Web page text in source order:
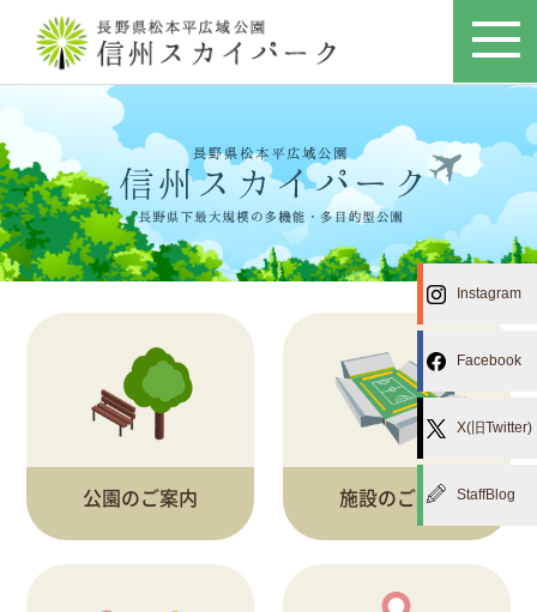
Instagram
Facebook
X(旧Twitter)
StaffBlog
公園のご案内 施設のご案内